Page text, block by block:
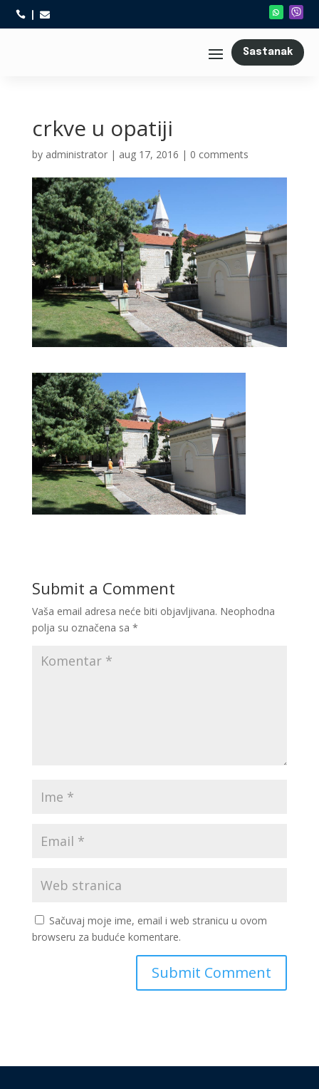
 
Sastanak
crkve u opatiji
by administrator| aug 17, 2016 | 0 comments
Submit a Comment
Vaša email adresa neće biti objavljivana. Neophodna
polja su označena sa *
Sačuvaj moje ime, email i web stranicu u ovom
browseru za buduće komentare.